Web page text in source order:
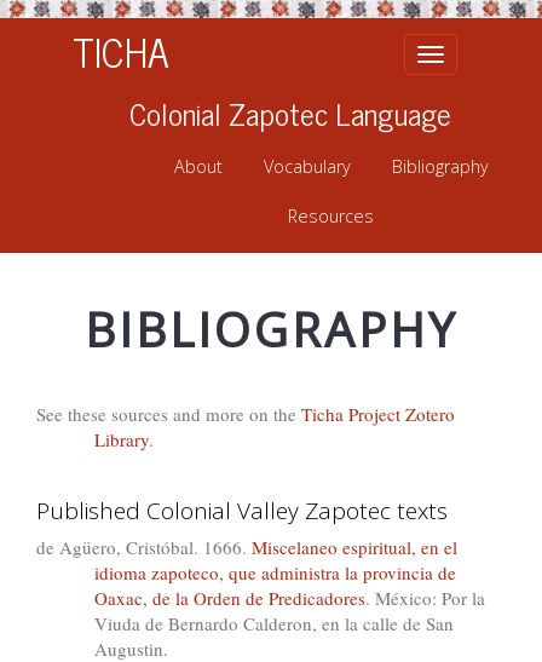
Toggle
TICHA
Colonial Zapotec Language
About Vocabulary Bibliography
Resources
BIBLIOGRAPHY
See these sources and more on the Ticha Project Zotero
Library.
Published Colonial Valley Zapotec texts
de Agüero, Cristóbal. 1666. Miscelaneo espiritual, en el
idioma zapoteco, que administra la provincia de
Oaxac, de la Orden de Predicadores. México: Por la
Viuda de Bernardo Calderon, en la calle de San
Augustin.